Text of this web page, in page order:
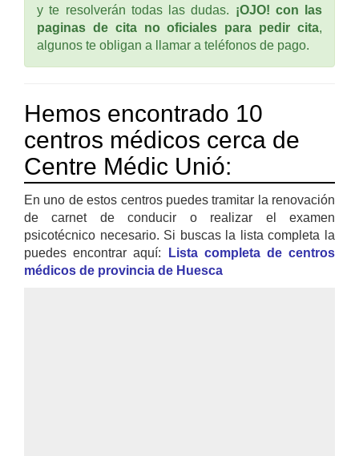
y te resolverán todas las dudas. ¡OJO! con las
paginas de cita no oficiales para pedir cita,
algunos te obligan a llamar a teléfonos de pago.
Hemos encontrado 10
centros médicos cerca de
Centre Médic Unió:
En uno de estos centros puedes tramitar la renovación
de carnet de conducir o realizar el examen
psicotécnico necesario. Si buscas la lista completa la
puedes encontrar aquí:
Lista completa de centros
médicos de provincia de Huesca